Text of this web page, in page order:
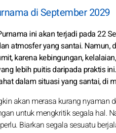
di September 2029
ini akan terjadi pada 22
atmosfer yang santai. Namun,
karena kebingungan,
lebih puitis daripada praktis
dalam situasi yang santai, di
akan merasa kurang nyaman
untuk mengkritik segala hal.
Biarkan segala sesuatu